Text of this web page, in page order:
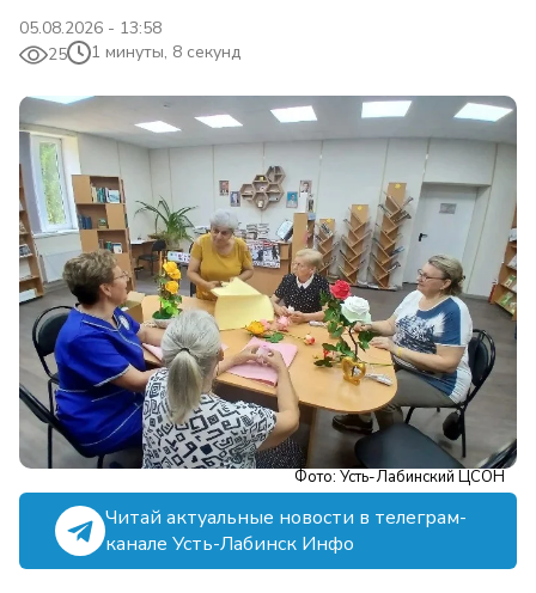
05.08.2026 - 13:58
25
1 минуты, 8 секунд
Фото: Усть-Лабинский ЦСОН
Читай актуальные новости в телеграм-
канале Усть-Лабинск Инфо